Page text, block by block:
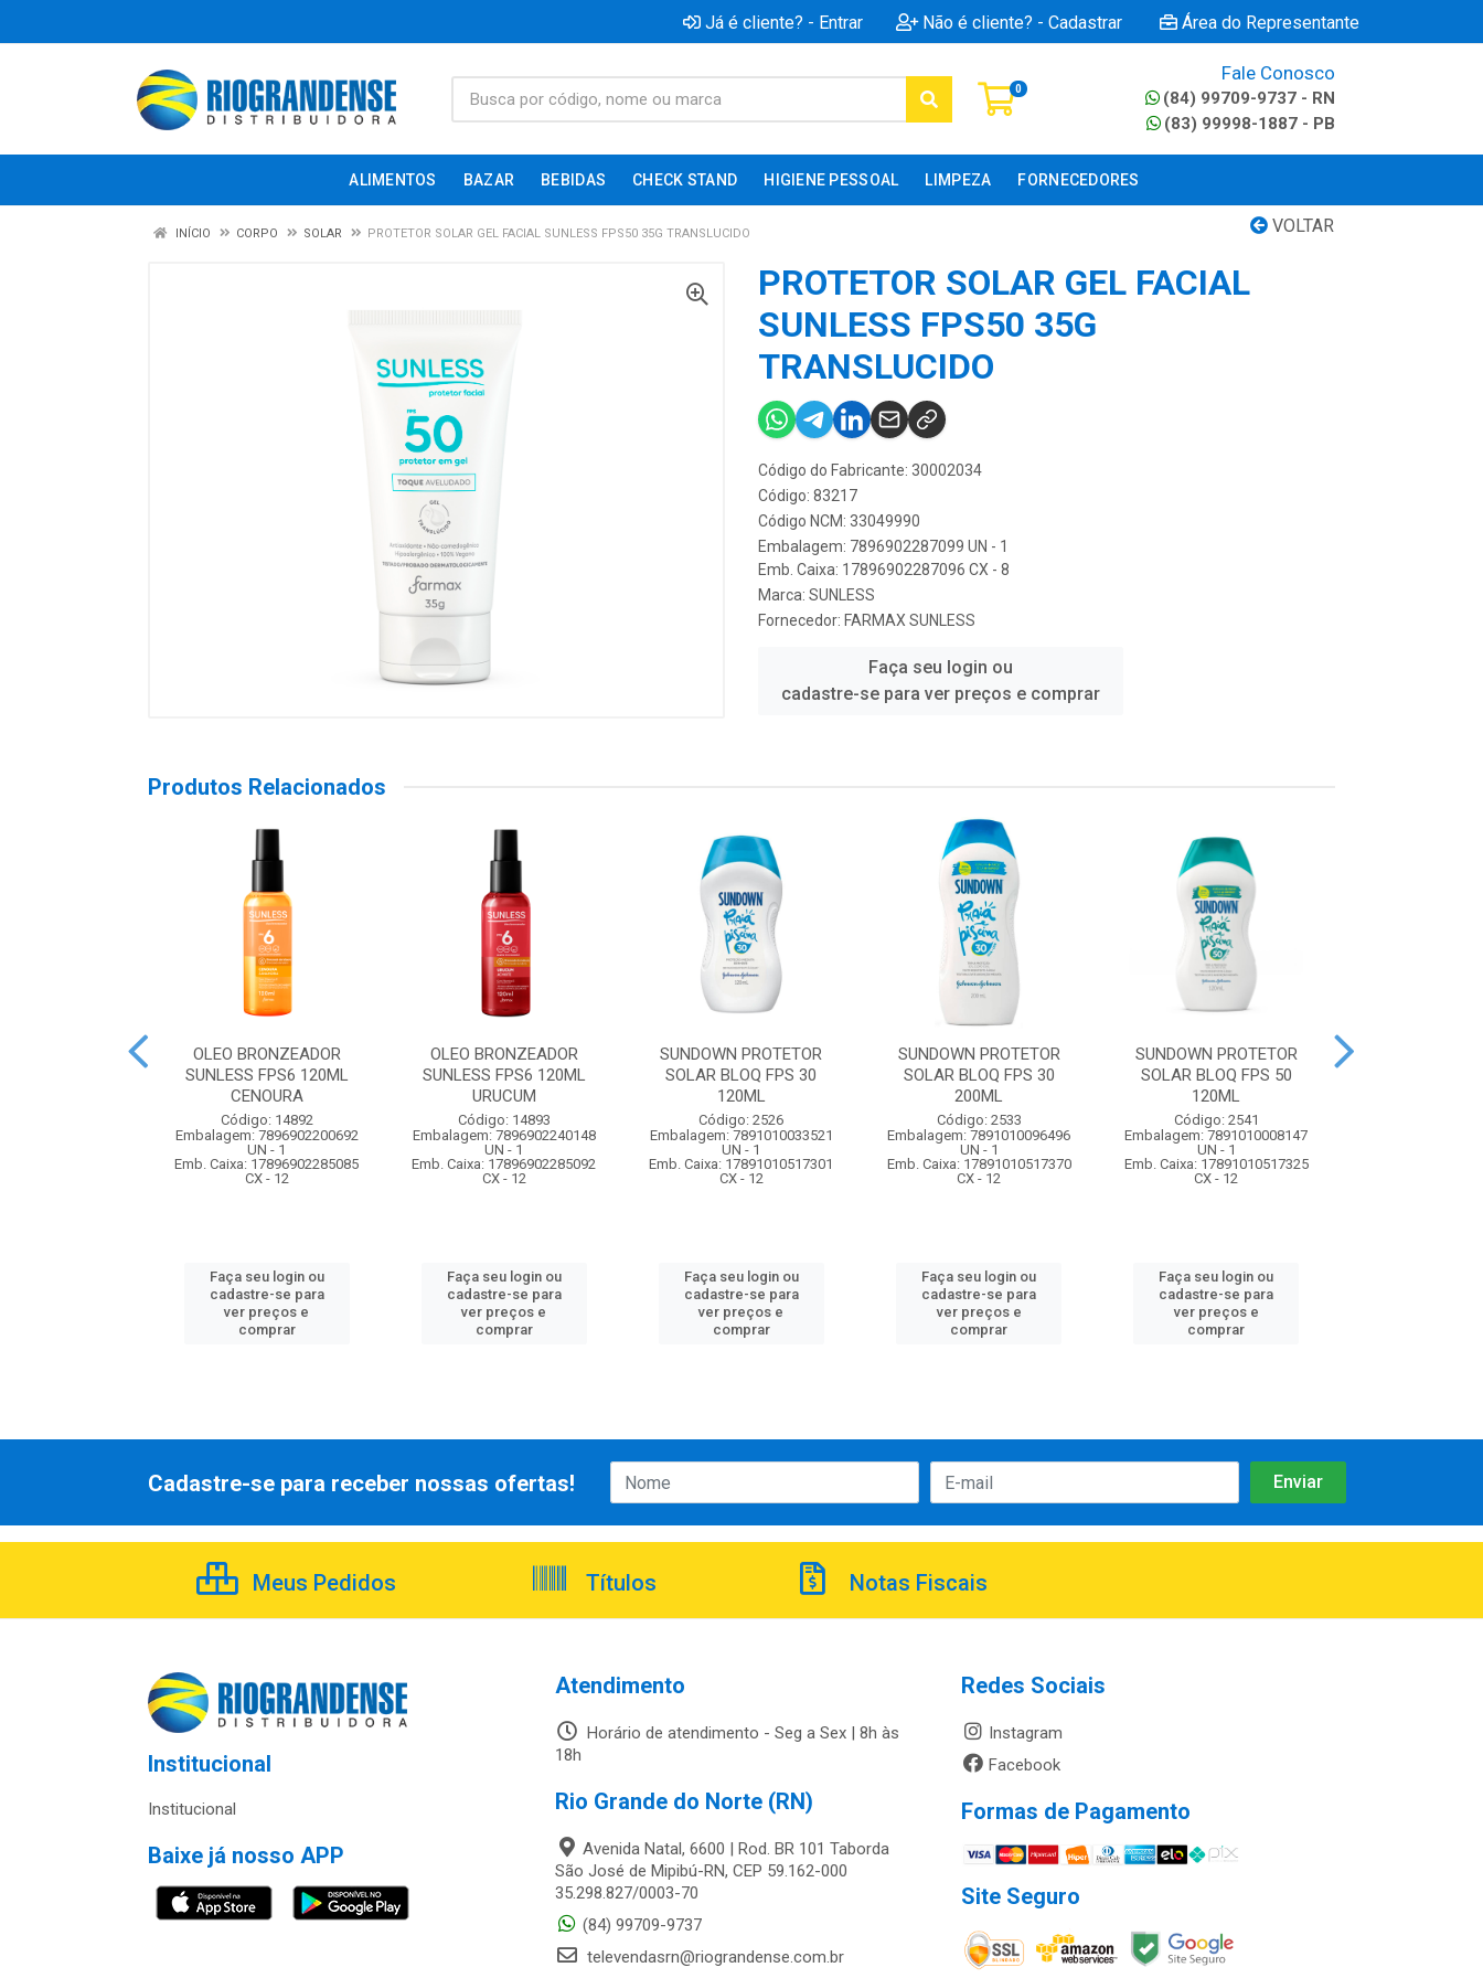
Já é cliente? - Entrar Não é cliente? - Cadastrar Área do Representante
0
Fale Conosco
(84) 99709-9737 - RN
(83) 99998-1887 - PB
ALIMENTOS BAZAR BEBIDAS CHECK STAND HIGIENE PESSOAL LIMPEZA FORNECEDORES
VOLTAR
INÍCIO CORPO SOLAR PROTETOR SOLAR GEL FACIAL SUNLESS FPS50 35G TRANSLUCIDO
PROTETOR SOLAR GEL FACIAL
SUNLESS FPS50 35G
TRANSLUCIDO
Código do Fabricante: 30002034
Código: 83217
Código NCM: 33049990
Embalagem: 7896902287099 UN - 1
Emb. Caixa: 17896902287096 CX - 8
Marca: SUNLESS
Fornecedor: FARMAX SUNLESS
Faça seu login ou
cadastre-se para ver preços e comprar
Produtos Relacionados
OLEO BRONZEADOR
SUNLESS FPS6 120ML
CENOURA
Código: 14892
Embalagem: 7896902200692
UN - 1
Emb. Caixa: 17896902285085
CX - 12
Faça seu login ou
cadastre-se para
ver preços e
comprar
OLEO BRONZEADOR
SUNLESS FPS6 120ML
URUCUM
Código: 14893
Embalagem: 7896902240148
UN - 1
Emb. Caixa: 17896902285092
CX - 12
Faça seu login ou
cadastre-se para
ver preços e
comprar
SUNDOWN PROTETOR
SOLAR BLOQ FPS 30
120ML
Código: 2526
Embalagem: 7891010033521
UN - 1
Emb. Caixa: 17891010517301
CX - 12
Faça seu login ou
cadastre-se para
ver preços e
comprar
SUNDOWN PROTETOR
SOLAR BLOQ FPS 30
200ML
Código: 2533
Embalagem: 7891010096496
UN - 1
Emb. Caixa: 17891010517370
CX - 12
Faça seu login ou
cadastre-se para
ver preços e
comprar
SUNDOWN PROTETOR
SOLAR BLOQ FPS 50
120ML
Código: 2541
Embalagem: 7891010008147
UN - 1
Emb. Caixa: 17891010517325
CX - 12
Faça seu login ou
cadastre-se para
ver preços e
comprar
Cadastre-se para receber nossas ofertas!
Meus Pedidos Títulos Notas Fiscais
Institucional
Institucional
Baixe já nosso APP
Atendimento
Horário de atendimento - Seg a Sex | 8h às
18h
Rio Grande do Norte (RN)
Avenida Natal, 6600 | Rod. BR 101 Taborda
São José de Mipibú-RN, CEP 59.162-000
35.298.827/0003-70
(84) 99709-9737
televendasrn@riograndense.com.br
Redes Sociais
Instagram
Facebook
Formas de Pagamento
Site Seguro